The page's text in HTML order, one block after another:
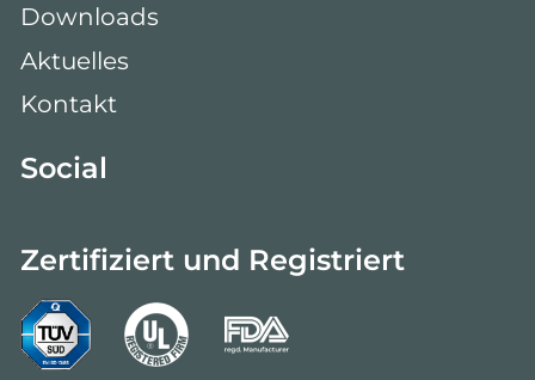
Downloads
Aktuelles
Kontakt
Social
Zertifiziert und Registriert